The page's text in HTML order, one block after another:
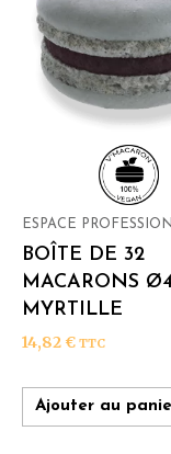
ESPACE
BOÎTE DE 32
MACARONS
MYRTILLE
14,82 € TTC
Ajouter au